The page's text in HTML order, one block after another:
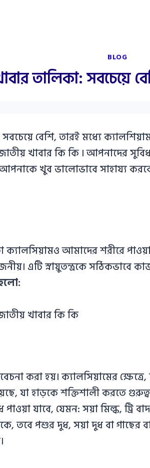
BLOG
তালিকা: সবচেয়ে
বেশি, তারই মধ্যে
খাবার কি কি ৷ আপনাদের
খুব ভালোভাবে সাহায্য
আমাদের শরীরে
এটি স্নায়ুতন্ত্রকে সঠিকভাবে
করা হয়। ক্যালসিয়ামের
যা হাড়কে শক্তিশালী করতে
যাবে, যেমন: সয়া মিল্ক, ট্রি
তবে পশুর দুধ, সয়া দুধ বা গাছের